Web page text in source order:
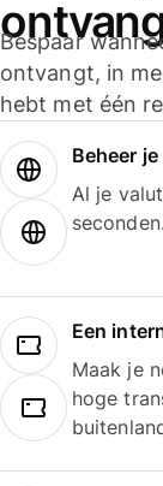
Bespaar
ontvangt, in
hebt met één
Beheer
Al je
seconden.
Een
Maak je
hoge